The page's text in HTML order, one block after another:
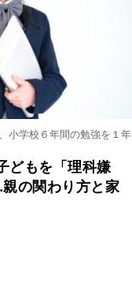
津波から逃げる
前にやること
離をとって
小学校６年間の勉強を１年
どもを「理科嫌
の関わり方と家